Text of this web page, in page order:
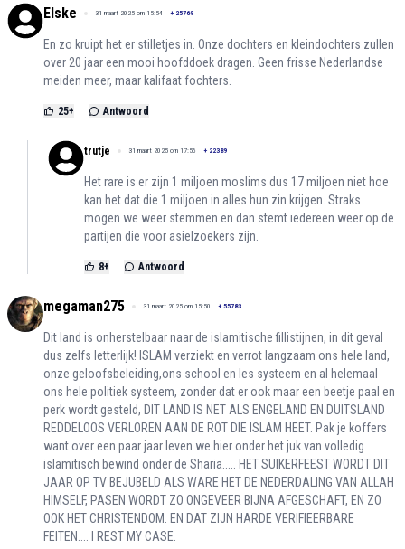
Elske 31 maart 2025 om 15:54 + 25769
En zo kruipt het er stilletjes in. Onze dochters en kleindochters zullen
over 20 jaar een mooi hoofddoek dragen. Geen frisse Nederlandse
meiden meer, maar kalifaat fochters.
25+ Antwoord
trutje 31 maart 2025 om 17:56 + 22389
Het rare is er zijn 1 miljoen moslims dus 17 miljoen niet hoe
kan het dat die 1 miljoen in alles hun zin krijgen. Straks
mogen we weer stemmen en dan stemt iedereen weer op de
partijen die voor asielzoekers zijn.
8+ Antwoord
megaman275 31 maart 2025 om 15:50 + 55783
Dit land is onherstelbaar naar de islamitische fillistijnen, in dit geval
dus zelfs letterlijk! ISLAM verziekt en verrot langzaam ons hele land,
onze geloofsbeleiding,ons school en les systeem en al helemaal
ons hele politiek systeem, zonder dat er ook maar een beetje paal en
perk wordt gesteld, DIT LAND IS NET ALS ENGELAND EN DUITSLAND
REDDELOOS VERLOREN AAN DE ROT DIE ISLAM HEET. Pak je koffers
want over een paar jaar leven we hier onder het juk van volledig
islamitisch bewind onder de Sharia..... HET SUIKERFEEST WORDT DIT
JAAR OP TV BEJUBELD ALS WARE HET DE NEDERDALING VAN ALLAH
HIMSELF, PASEN WORDT ZO ONGEVEER BIJNA AFGESCHAFT, EN ZO
OOK HET CHRISTENDOM. EN DAT ZIJN HARDE VERIFIEERBARE
FEITEN.... I REST MY CASE.